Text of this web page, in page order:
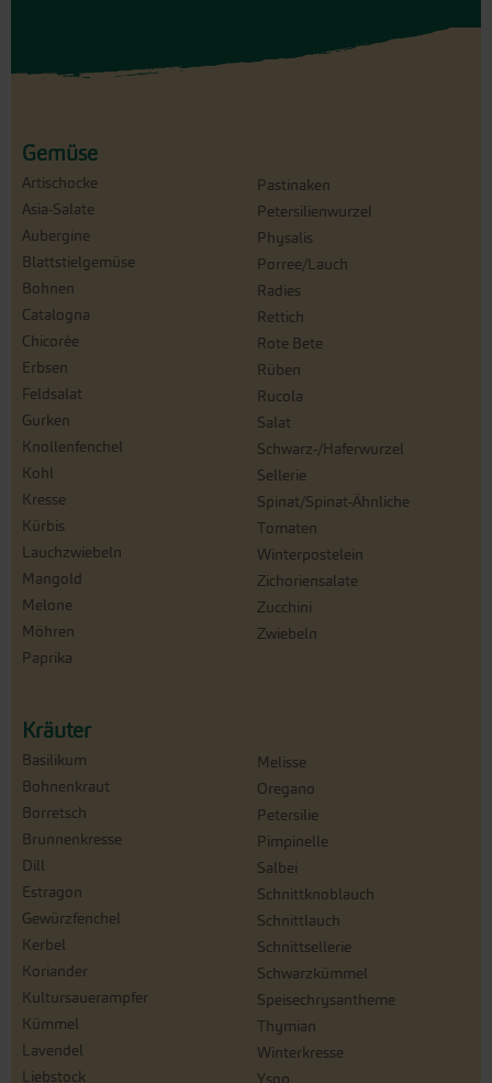
Gemüse
Artischocke
Asia-Salate
Aubergine
Blattstielgemüse
Bohnen
Catalogna
Chicorée
Erbsen
Feldsalat
Gurken
Knollenfenchel
Kohl
Kresse
Kürbis
Lauchzwiebeln
Mangold
Melone
Möhren
Paprika
Pastinaken
Petersilienwurzel
Physalis
Porree/Lauch
Radies
Rettich
Rote Bete
Rüben
Rucola
Salat
Schwarz-/Haferwurzel
Sellerie
Spinat/Spinat-Ähnliche
Tomaten
Winterpostelein
Zichoriensalate
Zucchini
Zwiebeln
Kräuter
Basilikum
Bohnenkraut
Borretsch
Brunnenkresse
Dill
Estragon
Gewürzfenchel
Kerbel
Koriander
Kultursauerampfer
Kümmel
Lavendel
Liebstock
Melisse
Oregano
Petersilie
Pimpinelle
Salbei
Schnittknoblauch
Schnittlauch
Schnittsellerie
Schwarzkümmel
Speisechrysantheme
Thymian
Winterkresse